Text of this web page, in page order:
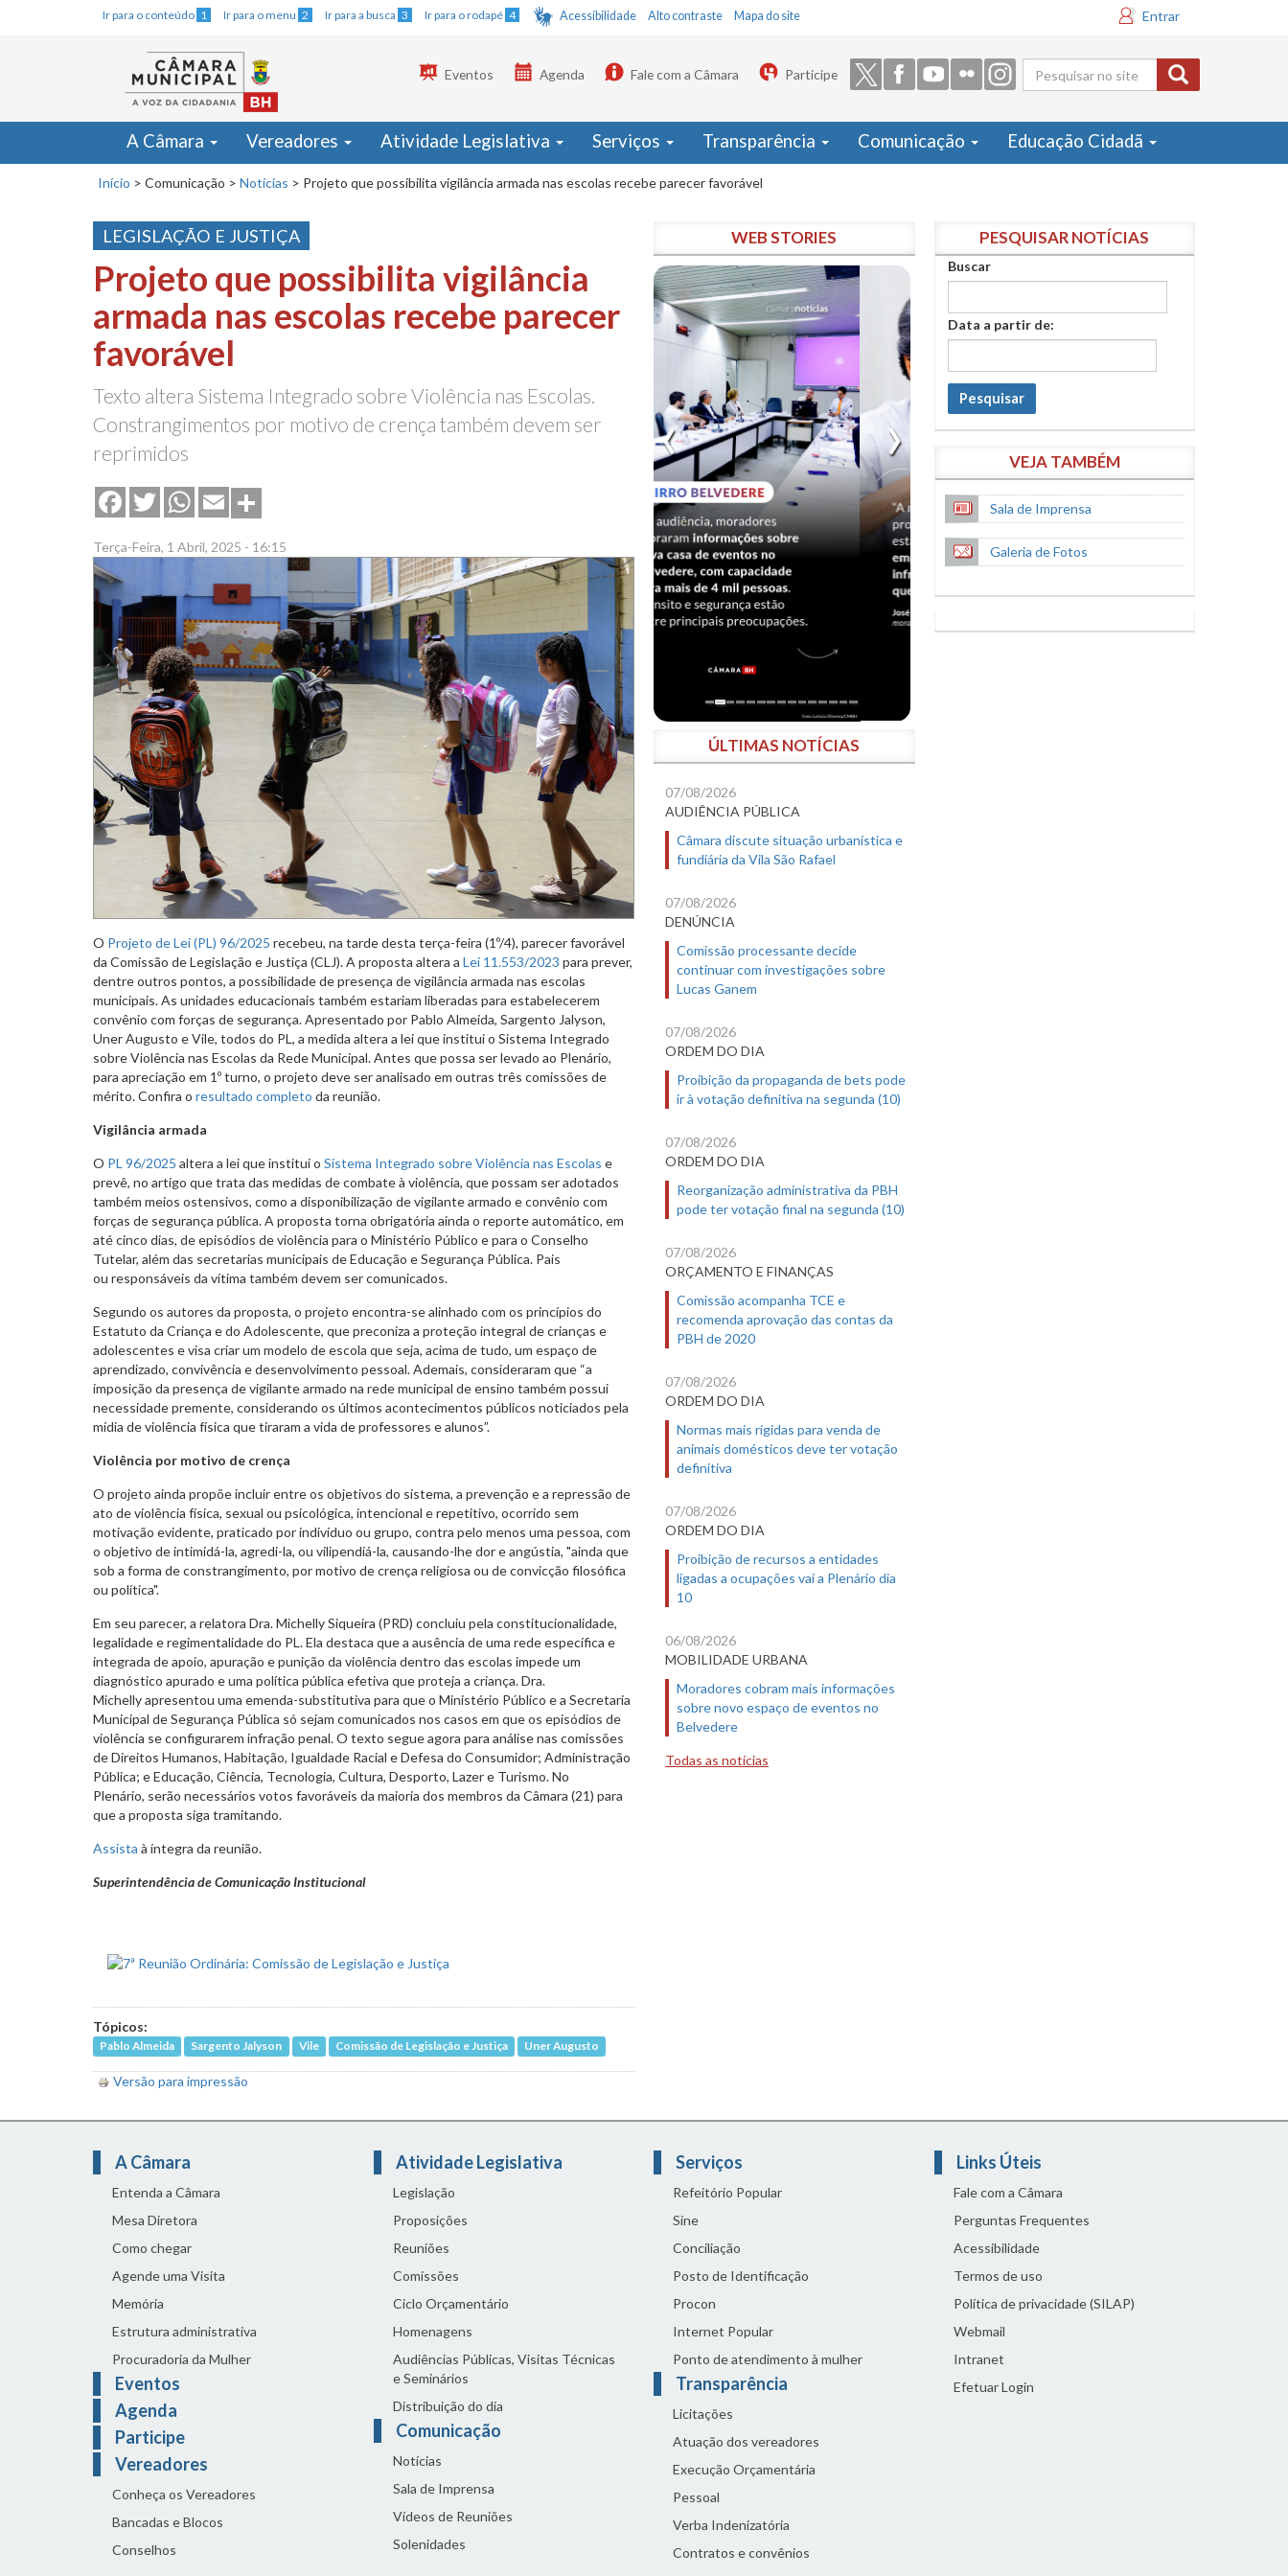
Ir para o conteúdo 1 Ir para o menu 2 Ir para a busca 3 Ir para o rodapé 4 Acessibilidade Alto contraste Mapa do site Entrar
Formulário
de busca
Eventos Agenda Fale com a Câmara Participe
A Câmara Vereadores Atividade Legislativa Serviços Transparência Comunicação Educação Cidadã
Início > Comunicação > Notícias > Projeto que possibilita vigilância armada nas escolas recebe parecer favorável
LEGISLAÇÃO E JUSTIÇA
Projeto que possibilita vigilância
armada nas escolas recebe parecer
favorável
Texto altera Sistema Integrado sobre Violência nas Escolas.
Constrangimentos por motivo de crença também devem ser
reprimidos
FacebookTwitterWhatsApp
Email
Terça-Feira, 1 Abril, 2025 - 16:15
O Projeto de Lei (PL) 96/2025 recebeu, na tarde desta terça-feira (1º/4), parecer favorável
da Comissão de Legislação e Justiça (CLJ). A proposta altera a Lei 11.553/2023 para prever,
dentre outros pontos, a possibilidade de presença de vigilância armada nas escolas
municipais. As unidades educacionais também estariam liberadas para estabelecerem
convênio com forças de segurança. Apresentado por Pablo Almeida, Sargento Jalyson,
Uner Augusto e Vile, todos do PL, a medida altera a lei que institui o Sistema Integrado
sobre Violência nas Escolas da Rede Municipal. Antes que possa ser levado ao Plenário,
para apreciação em 1º turno, o projeto deve ser analisado em outras três comissões de
mérito. Confira o resultado completo da reunião.
Vigilância armada
O PL 96/2025 altera a lei que institui o Sistema Integrado sobre Violência nas Escolas e
prevê, no artigo que trata das medidas de combate à violência, que possam ser adotados
também meios ostensivos, como a disponibilização de vigilante armado e convênio com
forças de segurança pública. A proposta torna obrigatória ainda o reporte automático, em
até cinco dias, de episódios de violência para o Ministério Público e para o Conselho
Tutelar, além das secretarias municipais de Educação e Segurança Pública. Pais
ou responsáveis da vítima também devem ser comunicados.
Segundo os autores da proposta, o projeto encontra-se alinhado com os princípios do
Estatuto da Criança e do Adolescente, que preconiza a proteção integral de crianças e
adolescentes e visa criar um modelo de escola que seja, acima de tudo, um espaço de
aprendizado, convivência e desenvolvimento pessoal. Ademais, consideraram que “a
imposição da presença de vigilante armado na rede municipal de ensino também possui
necessidade premente, considerando os últimos acontecimentos públicos noticiados pela
mídia de violência física que tiraram a vida de professores e alunos”.
Violência por motivo de crença
O projeto ainda propõe incluir entre os objetivos do sistema, a prevenção e a repressão de
ato de violência física, sexual ou psicológica, intencional e repetitivo, ocorrido sem
motivação evidente, praticado por indivíduo ou grupo, contra pelo menos uma pessoa, com
o objetivo de intimidá-la, agredi-la, ou vilipendiá-la, causando-lhe dor e angústia, "ainda que
sob a forma de constrangimento, por motivo de crença religiosa ou de convicção filosófica
ou política".
Em seu parecer, a relatora Dra. Michelly Siqueira (PRD) concluiu pela constitucionalidade,
legalidade e regimentalidade do PL. Ela destaca que a ausência de uma rede específica e
integrada de apoio, apuração e punição da violência dentro das escolas impede um
diagnóstico apurado e uma política pública efetiva que proteja a criança. Dra.
Michelly apresentou uma emenda-substitutiva para que o Ministério Público e a Secretaria
Municipal de Segurança Pública só sejam comunicados nos casos em que os episódios de
violência se configurarem infração penal. O texto segue agora para análise nas comissões
de Direitos Humanos, Habitação, Igualdade Racial e Defesa do Consumidor; Administração
Pública; e Educação, Ciência, Tecnologia, Cultura, Desporto, Lazer e Turismo. No
Plenário, serão necessários votos favoráveis da maioria dos membros da Câmara (21) para
que a proposta siga tramitando.
Assista à íntegra da reunião.
Superintendência de Comunicação Institucional
Tópicos:
Pablo Almeida Sargento Jalyson Vile Comissão de Legislação e Justiça Uner Augusto
Versão para impressão
WEB STORIES
ÚLTIMAS NOTÍCIAS
07/08/2026
AUDIÊNCIA PÚBLICA
Câmara discute situação urbanística e
fundiária da Vila São Rafael
07/08/2026
DENÚNCIA
Comissão processante decide
continuar com investigações sobre
Lucas Ganem
07/08/2026
ORDEM DO DIA
Proibição da propaganda de bets pode
ir à votação definitiva na segunda (10)
07/08/2026
ORDEM DO DIA
Reorganização administrativa da PBH
pode ter votação final na segunda (10)
07/08/2026
ORÇAMENTO E FINANÇAS
Comissão acompanha TCE e
recomenda aprovação das contas da
PBH de 2020
07/08/2026
ORDEM DO DIA
Normas mais rígidas para venda de
animais domésticos deve ter votação
definitiva
07/08/2026
ORDEM DO DIA
Proibição de recursos a entidades
ligadas a ocupações vai a Plenário dia
10
06/08/2026
MOBILIDADE URBANA
Moradores cobram mais informações
sobre novo espaço de eventos no
Belvedere
Todas as notícias
PESQUISAR NOTÍCIAS
Buscar
Data a partir de:
Pesquisar
VEJA TAMBÉM
Sala de Imprensa
Galeria de Fotos
A Câmara
Entenda a Câmara
Mesa Diretora
Como chegar
Agende uma Visita
Memória
Estrutura administrativa
Procuradoria da Mulher
Eventos
Agenda
Participe
Vereadores
Conheça os Vereadores
Bancadas e Blocos
Conselhos
Atividade Legislativa
Legislação
Proposições
Reuniões
Comissões
Ciclo Orçamentário
Homenagens
Audiências Públicas, Visitas Técnicas
e Seminários
Distribuição do dia
Comunicação
Notícias
Sala de Imprensa
Vídeos de Reuniões
Solenidades
Serviços
Refeitório Popular
Sine
Conciliação
Posto de Identificação
Procon
Internet Popular
Ponto de atendimento à mulher
Transparência
Licitações
Atuação dos vereadores
Execução Orçamentária
Pessoal
Verba Indenizatória
Contratos e convênios
Links Úteis
Fale com a Câmara
Perguntas Frequentes
Acessibilidade
Termos de uso
Política de privacidade (SILAP)
Webmail
Intranet
Efetuar Login